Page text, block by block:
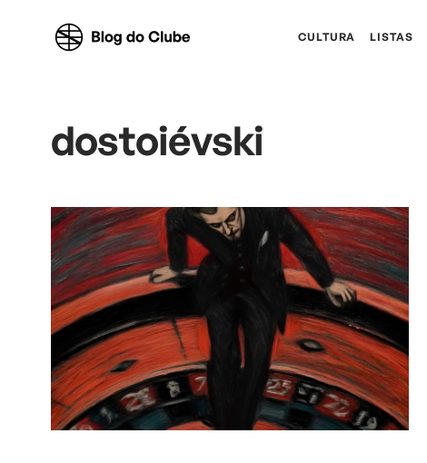
CULTURA LISTAS
dostoiévski